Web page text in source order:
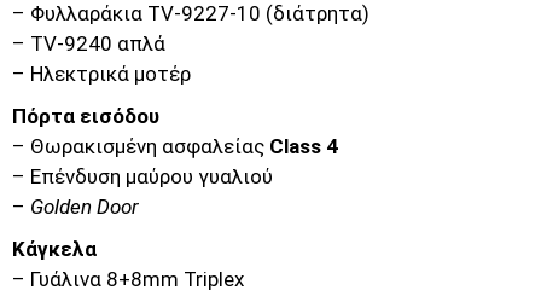
– Φυλλαράκια TV-9227-10 (διάτρητα)
– TV-9240 απλά
– Ηλεκτρικά μοτέρ
Πόρτα εισόδου
– Θωρακισμένη ασφαλείας Class 4
– Επένδυση μαύρου γυαλιού
– Golden Door
Κάγκελα
– Γυάλινα 8+8mm Triplex